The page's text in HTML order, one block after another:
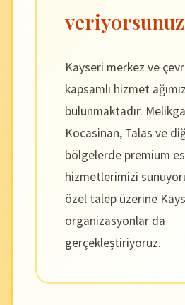
Kayseri merkez ve
kapsamlı hizmet ağımız
bulunmaktadır.
Kocasinan, Talas ve
bölgelerde premium
hizmetlerimizi
özel talep üzerine
organizasyonlar da
gerçekleştiriyoruz.